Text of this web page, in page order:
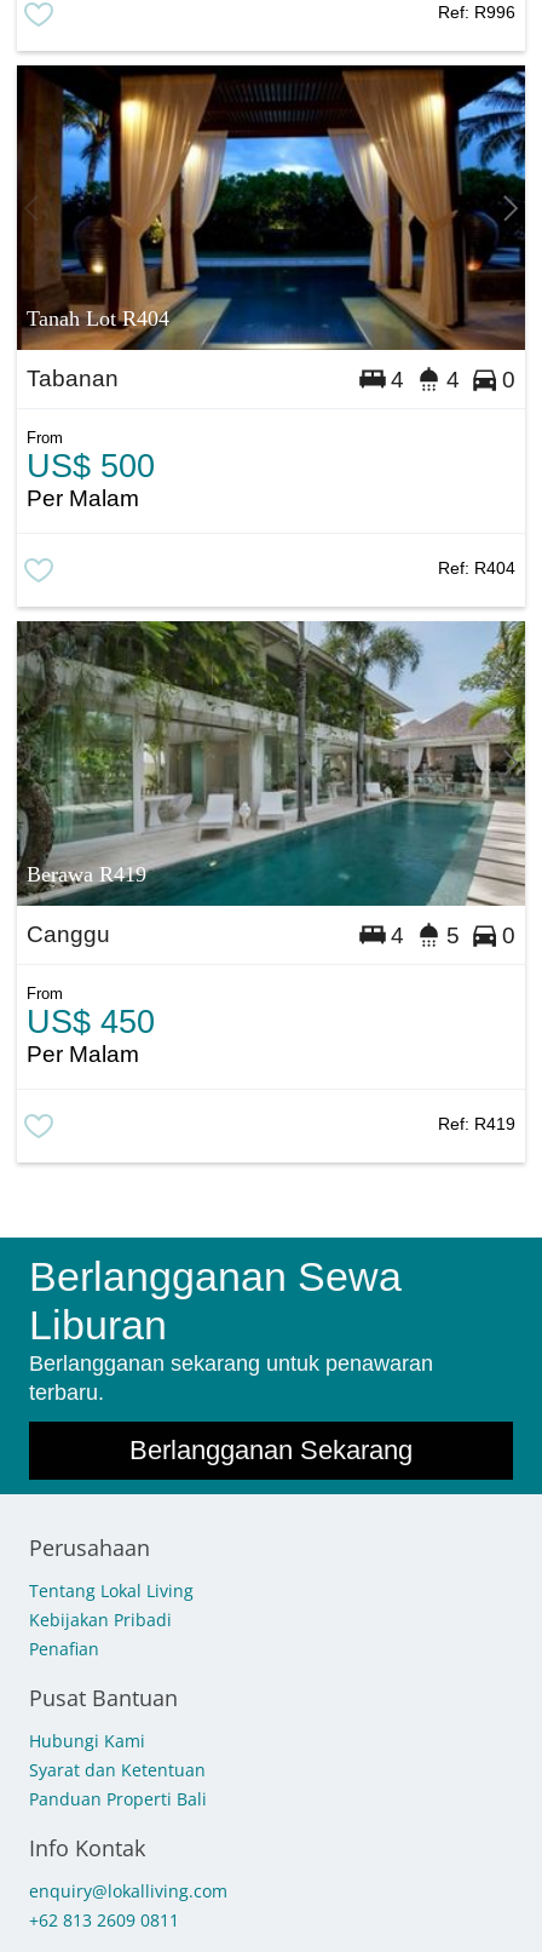
Ref: R996
Tanah Lot R404
Tabanan 4 4 0
From
US$ 500
Per Malam
Ref: R404
Berawa R419
Canggu 4 5 0
From
US$ 450
Per Malam
Ref: R419
Berlangganan Sewa
Liburan
Berlangganan sekarang untuk penawaran
terbaru.
Berlangganan Sekarang
Perusahaan
Tentang Lokal Living
Kebijakan Pribadi
Penafian
Pusat Bantuan
Hubungi Kami
Syarat dan Ketentuan
Panduan Properti Bali
Info Kontak
enquiry@lokalliving.com
+62 813 2609 0811